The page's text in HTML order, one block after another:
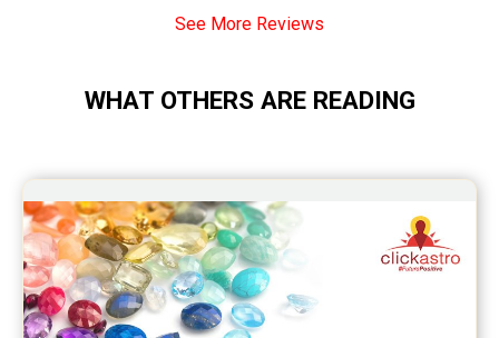
Monthly Predictions Reviews
Saturn Transit Predictions Reviews
Rahu Ketu Transit Predictions Reviews
Jupiter Transit Predictions Reviews
Free Horoscope Reviews
Free Horoscope Compatibility Reviews
See More Reviews
WHAT OTHERS ARE READING